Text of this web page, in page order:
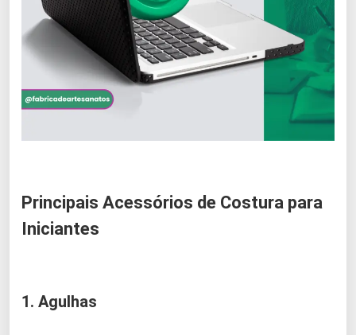
Principais Acessórios de Costura para
Iniciantes
1. Agulhas